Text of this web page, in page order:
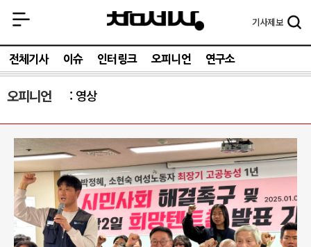
기사제보
전체기사 이슈 인터링크 오피니언 연구소
오피니언 영상